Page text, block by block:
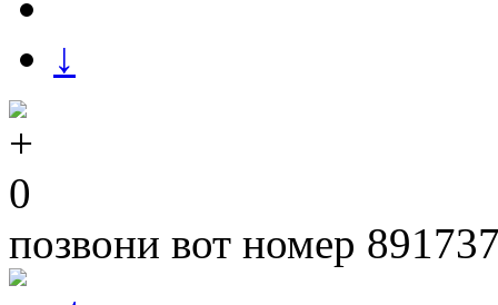
↓
0
позвони вот номер